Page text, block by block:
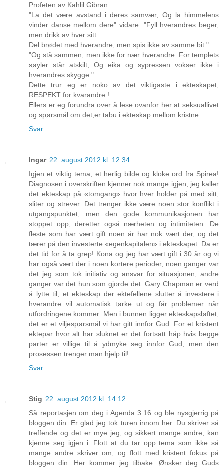
Profeten av Kahlil Gibran:
"La det være avstand i deres samvær, Og la himmelens
vinder danse mellom dere" vidare: "Fyll hverandres beger,
men drikk av hver sitt.
Del brødet med hverandre, men spis ikke av samme bit."
"Og stå sammen, men ikke for nær hverandre. For templets
søyler står atskilt, Og eika og sypressen vokser ikke i
hverandres skygge."
Dette trur eg er noko av det viktigaste i ekteskapet,
RESPEKT for kvarandre !
Ellers er eg forundra over å lese ovanfor her at seksuallivet
og spørsmål om det,er tabu i ekteskap mellom kristne.
Svar
Ingar 22. august 2012 kl. 12:34
Igjen et viktig tema, et herlig bilde og kloke ord fra Spirea!
Diagnosen i overskriften kjenner nok mange igjen, jeg kaller
det ekteskap på «tomgang» hvor hver holder på med sitt,
sliter og strever. Det trenger ikke være noen stor konflikt i
utgangspunktet, men den gode kommunikasjonen har
stoppet opp, deretter også nærheten og intimiteten. De
fleste som har vært gift noen år har nok vært der, og det
tærer på den investerte «egenkapitalen» i ekteskapet. Da er
det tid for å ta grep! Kona og jeg har vært gift i 30 år og vi
har også vært der i noen kortere perioder, noen ganger var
det jeg som tok initiativ og ansvar for situasjonen, andre
ganger var det hun som gjorde det. Gary Chapman er verd
å lytte til, et ekteskap der ektefellene slutter å investere i
hverandre vil automatisk tørke ut og får problemer når
utfordringene kommer. Men i bunnen ligger ekteskapsløftet,
det er et viljespørsmål vi har gitt innfor Gud. For et kristent
ektepar hvor alt har sluknet er det fortsatt håp hvis begge
parter er villige til å ydmyke seg innfor Gud, men den
prosessen trenger man hjelp til!
Svar
Stig 22. august 2012 kl. 14:12
Så reportasjen om deg i Agenda 3:16 og ble nysgjerrig på
bloggen din. Er glad jeg tok turen innom her. Du skriver så
treffende og det er mye jeg, og sikkert mange andre, kan
kjenne seg igjen i. Flott at du tar opp tema som ikke så
mange andre skriver om, og flott med kristent fokus på
bloggen din. Her kommer jeg tilbake. Ønsker deg Guds